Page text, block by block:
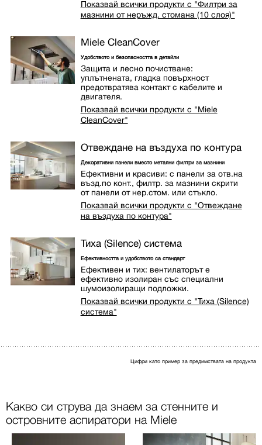
Показвай всички продукти с "Филтри за
мазнини от неръжд. стомана (10 слоя)"
Miele CleanCover
Удобството и безопасността в детайли
Защита и лесно почистване:
уплътнената, гладка повърхност
предотвратява контакт с кабелите и
двигателя.
Показвай всички продукти с "Miele
CleanCover"
Отвеждане на въздуха по контура
Декоративни панели вместо метални филтри за мазнини
Ефективни и красиви: с панели за отв.на
възд.по конт., филтр. за мазнини скрити
от панели от нер.стом. или стъкло.
Показвай всички продукти с "Отвеждане
на въздуха по контура"
Тиха (Silence) система
Ефективността и удобството са стандарт
Ефективен и тих: вентилаторът е
ефективно изолиран със специални
шумоизолиращи подложки.
Показвай всички продукти с "Тиха (Silence)
система"
Цифри като пример за предимствата на продукта
Какво си струва да знаем за стенните и
островните аспиратори на Miele